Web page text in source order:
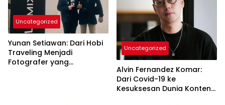
Uncategorized
Yunan Setiawan: Dari Hobi
Traveling Menjadi
Fotografer yang
Uncategorized
Alvin Fernandez Komar:
Dari Covid-19 ke
Kesuksesan Dunia Konten